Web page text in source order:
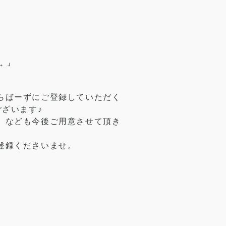
」
ーずにご登録していただく
います♪
ども今後ご用意させて頂き
くださいませ。